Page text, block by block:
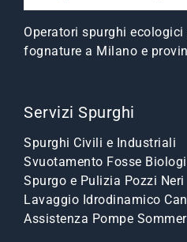
Operatori spurghi
fognature a Milano e
Servizi Spurghi
Spurghi Civili e Industriali
Svuotamento Fosse
Spurgo e Pulizia Pozzi Neri
Lavaggio Idrodinamico
Assistenza Pompe